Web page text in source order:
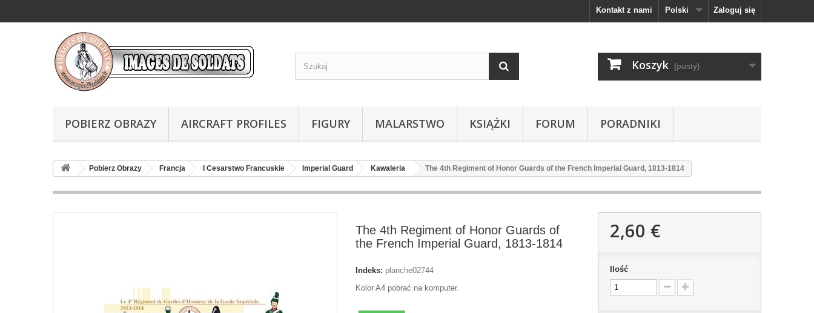
Zaloguj się
Polski
Kontakt z nami
Koszyk (pusty)
POBIERZ OBRAZY AIRCRAFT PROFILES FIGURY MALARSTWO KSIĄŻKI FORUM PORADNIKI
Pobierz Obrazy Francja I Cesarstwo Francuskie Imperial Guard Kawaleria The 4th Regiment of Honor Guards of the French Imperial Guard, 1813-1814
The 4th Regiment of Honor Guards of
the French Imperial Guard, 1813-1814
Indeks: planche02744
Kolor A4 pobrać na komputer.
2,60 €
Ilość